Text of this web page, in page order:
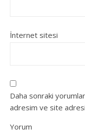
İnternet sitesi
Daha sonraki
adresim ve site
Yorum